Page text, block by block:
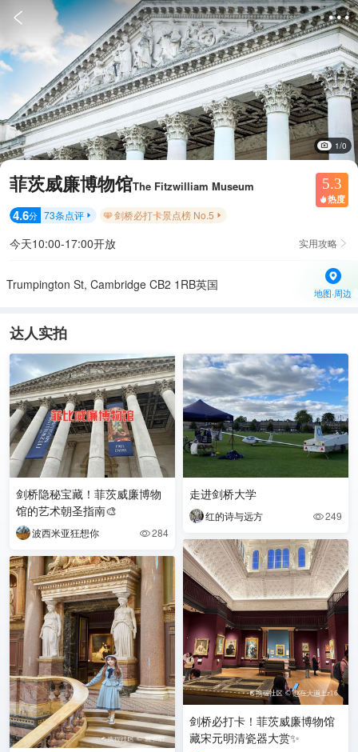
 
1/0
菲茨威廉博物馆The Fitzwilliam Museum 5.3
 热度
4.6分 73条点评  剑桥必打卡景点榜 No.5 
今天10:00-17:00开放 实用攻略 
Trumpington St, Cambridge CB2 1RB英国
地图·周边
达人实拍
剑桥隐秘宝藏！菲茨威廉博物
馆的艺术朝圣指南🎨
波西米亚狂想你 284
走进剑桥大学
红的诗与远方 249
剑桥必打卡！菲茨威廉博物馆
藏宋元明清瓷器大赏✨